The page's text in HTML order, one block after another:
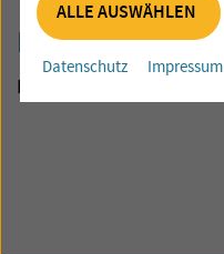
Kontaktdaten:
H:
ALLE AUSWÄHLEN
Datenschutz Impressum